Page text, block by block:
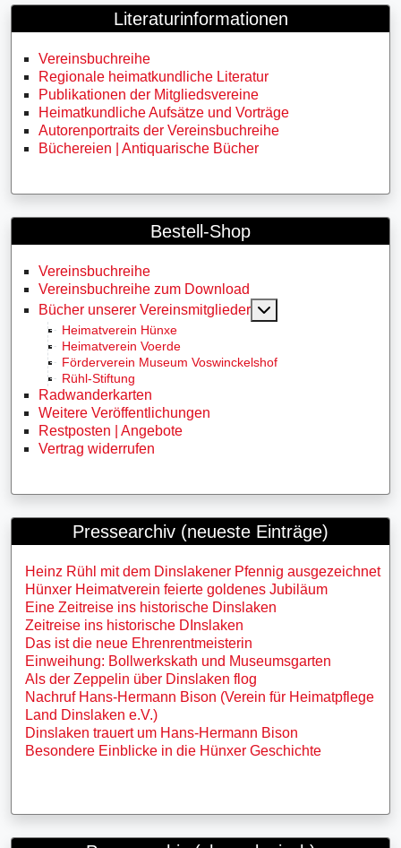
Literaturinformationen
Vereinsbuchreihe
Regionale heimatkundliche Literatur
Publikationen der Mitgliedsvereine
Heimatkundliche Aufsätze und Vorträge
Autorenportraits der Vereinsbuchreihe
Büchereien | Antiquarische Bücher
Bestell-Shop
Vereinsbuchreihe
Vereinsbuchreihe zum Download
Bücher unserer Vereinsmitglieder
Heimatverein Hünxe
Heimatverein Voerde
Förderverein Museum Voswinckelshof
Rühl-Stiftung
Radwanderkarten
Weitere Veröffentlichungen
Restposten | Angebote
Vertrag widerrufen
Pressearchiv (neueste Einträge)
Heinz Rühl mit dem Dinslakener Pfennig ausgezeichnet
Hünxer Heimatverein feierte goldenes Jubiläum
Eine Zeitreise ins historische Dinslaken
Zeitreise ins historische DInslaken
Das ist die neue Ehrenrentmeisterin
Einweihung: Bollwerkskath und Museumsgarten
Als der Zeppelin über Dinslaken flog
Nachruf Hans-Hermann Bison (Verein für Heimatpflege
Land Dinslaken e.V.)
Dinslaken trauert um Hans-Hermann Bison
Besondere Einblicke in die Hünxer Geschichte